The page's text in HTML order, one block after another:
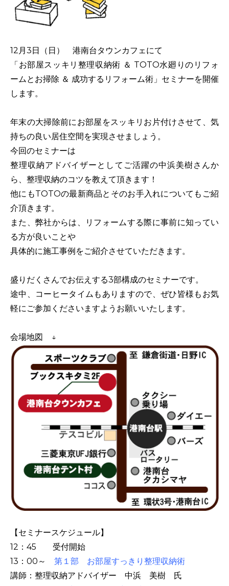
12月3日（日） 港南台タウンカフェにて
「お部屋スッキリ整理収納術 ＆ TOTO水廻りのリフォ
ームとお掃除 ＆ 成功するリフォーム術」セミナーを開催
します。
年末の大掃除前にお部屋をスッキリお片付けさせて、気
持ちの良い居住空間を実現させましょう。
今回のセミナーは
整理収納アドバイザーとしてご活躍の中浜美樹さんか
ら、整理収納のコツを教えて頂きます！
他にもTOTOの最新商品とそのお手入れについてもご紹
介頂きます。
また、弊社からは、リフォームする際に事前に知ってい
る方が良いことや
具体的に施工事例をご紹介させていただきます。
盛りだくさんでお伝えする3部構成のセミナーです。
途中、コーヒータイムもありますので、ぜひ皆様もお気
軽にご参加くださいますようお願いいたします。
会場地図 ↓
【セミナースケジュール】
12：45 受付開始
13：00～ 第１部 お部屋すっきり整理収納術
講師：整理収納アドバイザー 中浜 美樹 氏